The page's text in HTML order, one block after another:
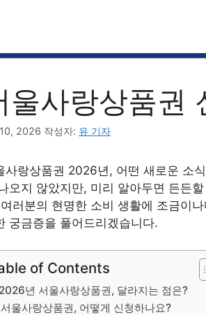
울사랑상품권
2026 작성자: 유 기자
사랑상품권 2026년, 어떤 새로운 소
오지 않았지만, 미리 알아두면 든든
러분의 현명한 소비 생활에 조금이
궁금증을 풀어드리겠습니다.
of Contents
2026년 서울사랑상품권, 달라지는 점은?
서울사랑상품권, 어떻게 신청하나요?